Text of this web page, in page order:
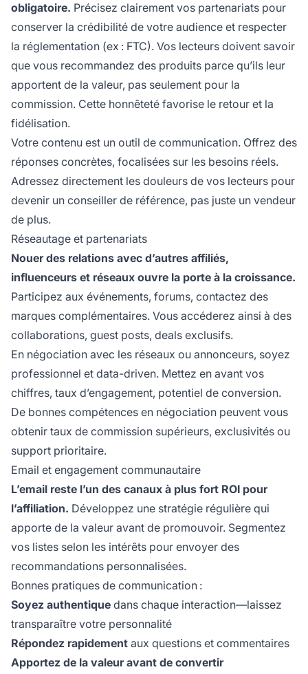
obligatoire. Précisez clairement vos partenariats pour
conserver la crédibilité de votre audience et respecter
la réglementation (ex : FTC). Vos lecteurs doivent savoir
que vous recommandez des produits parce qu’ils leur
apportent de la valeur, pas seulement pour la
commission. Cette honnêteté favorise le retour et la
fidélisation.
Votre contenu est un outil de communication. Offrez des
réponses concrètes, focalisées sur les besoins réels.
Adressez directement les douleurs de vos lecteurs pour
devenir un conseiller de référence, pas juste un vendeur
de plus.
Réseautage et partenariats
Nouer des relations avec d’autres affiliés,
influenceurs et réseaux ouvre la porte à la croissance.
Participez aux événements, forums, contactez des
marques complémentaires. Vous accéderez ainsi à des
collaborations, guest posts, deals exclusifs.
En négociation avec les réseaux ou annonceurs, soyez
professionnel et data-driven. Mettez en avant vos
chiffres, taux d’engagement, potentiel de conversion.
De bonnes compétences en négociation peuvent vous
obtenir taux de commission supérieurs, exclusivités ou
support prioritaire.
Email et engagement communautaire
L’email reste l’un des canaux à plus fort ROI pour
l’affiliation. Développez une stratégie régulière qui
apporte de la valeur avant de promouvoir. Segmentez
vos listes selon les intérêts pour envoyer des
recommandations personnalisées.
Bonnes pratiques de communication :
Soyez authentique dans chaque interaction—laissez
transparaître votre personnalité
Répondez rapidement aux questions et commentaires
Apportez de la valeur avant de convertir